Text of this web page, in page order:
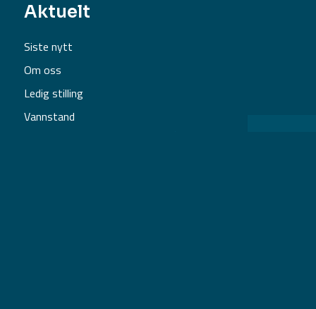
Aktuelt
Siste nytt
Om oss
Ledig stilling
Vannstand